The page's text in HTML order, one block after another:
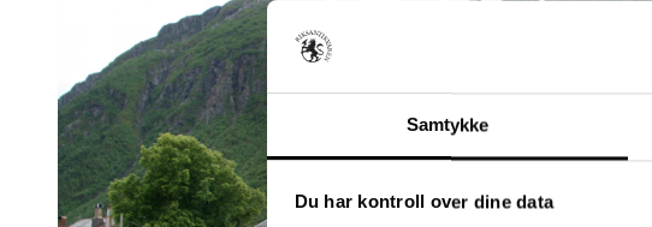
Samtykke
Du har kontroll over dine data